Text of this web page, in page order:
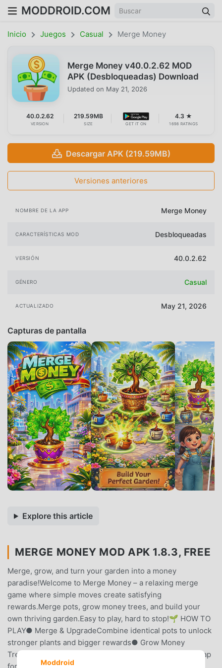
MODDROID.COM
Inicio Juegos Casual Merge Money
Merge Money v40.0.2.62 MOD
APK (Desbloqueadas) Download
Updated on May 21, 2026
40.0.2.62
VERSION
219.59MB
SIZE GET IT ON
4.3 ★
1698 RATINGS
Descargar APK (219.59MB)
Versiones anteriores
NOMBRE DE LA APP Merge Money
CARACTERÍSTICAS MOD Desbloqueadas
VERSIÓN 40.0.2.62
GÉNERO Casual
ACTUALIZADO May 21, 2026
Capturas de pantalla
Explore this article
MERGE MONEY MOD APK 1.8.3, FREE
Merge, grow, and turn your garden into a money
paradise!Welcome to Merge Money – a relaxing merge
game where simple moves create satisfying
rewards.Merge pots, grow money trees, and build your
own thriving garden.Easy to play, hard to stop!🌱 HOW TO
PLAY● Merge & UpgradeCombine identical pots to unlock
stronger plants and bigger rewards● Grow Money
TreesEarn coins automatically as your trees flourish● Tap
Moddroid